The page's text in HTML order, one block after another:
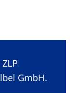
GmbH.